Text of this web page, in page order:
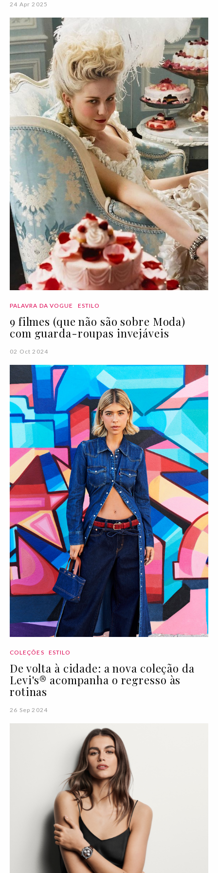
24 Apr 2025
PALAVRA DA VOGUE ESTILO
9 filmes (que não são sobre Moda)
com guarda-roupas invejáveis
02 Oct 2024
COLEÇÕES ESTILO
De volta à cidade: a nova coleção da
Levi's® acompanha o regresso às
rotinas
26 Sep 2024